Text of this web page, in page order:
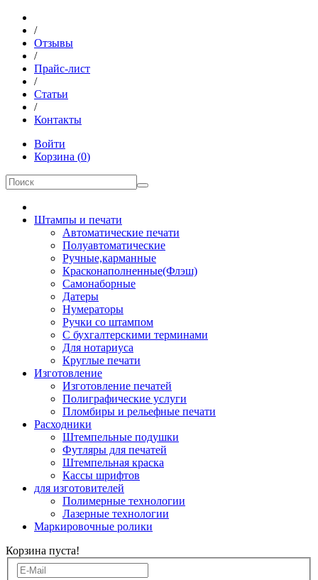
/
Отзывы
/
Прайс-лист
/
Статьи
/
Контакты
Войти
Корзина (0)
Штампы и печати
Автоматические печати
Полуавтоматические
Ручные,карманные
Красконаполненные(Флэш)
Самонаборные
Датеры
Нумераторы
Ручки со штампом
С бухгалтерскими терминами
Для нотариуса
Круглые печати
Изготовление
Изготовление печатей
Полиграфические услуги
Пломбиры и рельефные печати
Расходники
Штемпельные подушки
Футляры для печатей
Штемпельная краска
Кассы шрифтов
для изготовителей
Полимерные технологии
Лазерные технологии
Маркировочные ролики
Корзина пуста!